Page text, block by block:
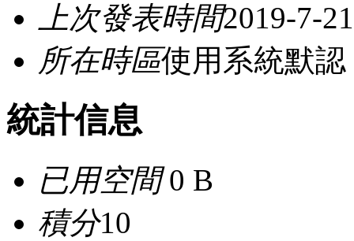
上次發表時間2019-7-
所在時區使用系統默認
統計信息
已用空間0 B
積分10